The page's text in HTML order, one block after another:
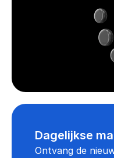
Dagelijkse
Ontvang de